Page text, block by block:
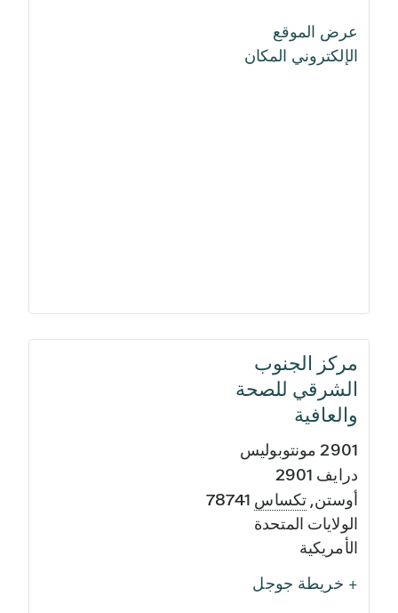
عرض الموقع
الإلكتروني المكان
مركز الجنوب
الشرقي للصحة
والعافية
2901 مونتوبوليس
درايف 2901
أوستن, تكساس 78741
الولايات المتحدة
الأمريكية
+ خريطة جوجل